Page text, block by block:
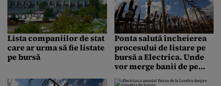
Lista companiilor de stat
care ar urma să fie listate
pe bursă
Ponta salută încheierea
procesului de listare pe
bursă a Electrica. Unde
vor merge banii de pe
bursă